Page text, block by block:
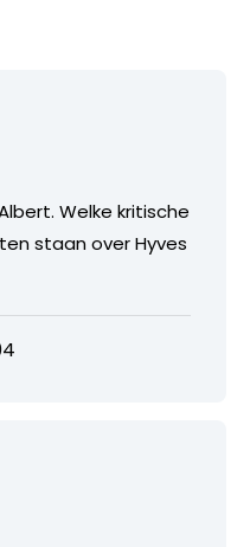
Welke kritische
staan over Hyves